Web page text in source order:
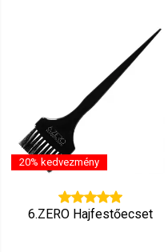
20% kedvezmény
6.ZERO Hajfestőecset